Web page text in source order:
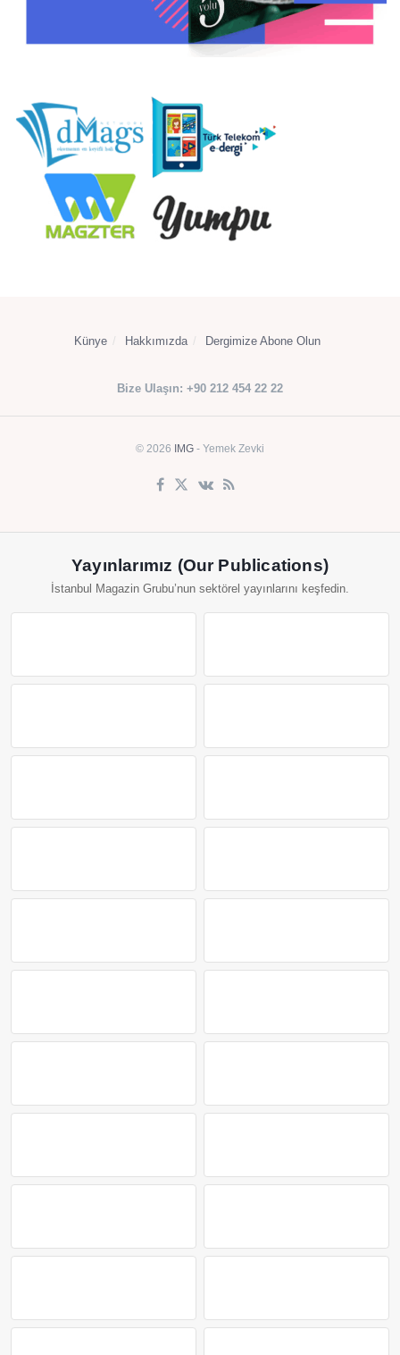
Künye Hakkımızda Dergimize Abone Olun
Bize Ulaşın: +90 212 454 22 22
© 2026 IMG - Yemek Zevki
Yayınlarımız (Our Publications)
İstanbul Magazin Grubu’nun sektörel yayınlarını keşfedin.